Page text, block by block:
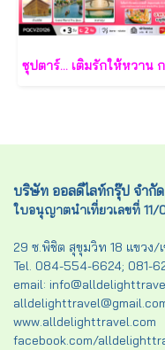
บริษัท ออลดีไลท์กรุ๊ป จำกัด
ใบอนุญาตนำเที่ยวเลขที่ 11/
29 ซ.พิชิต สุขุมวิท 18 แขวง/เ
Tel. 084-554-6624; 081-
email:
www.alldelighttravel.com
facebook.com/